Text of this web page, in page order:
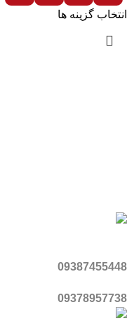
انتخاب گزینه ها
09387455448
09378957738